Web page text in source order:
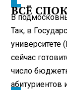
ВСЁ
В
Так, в
сейчас
число